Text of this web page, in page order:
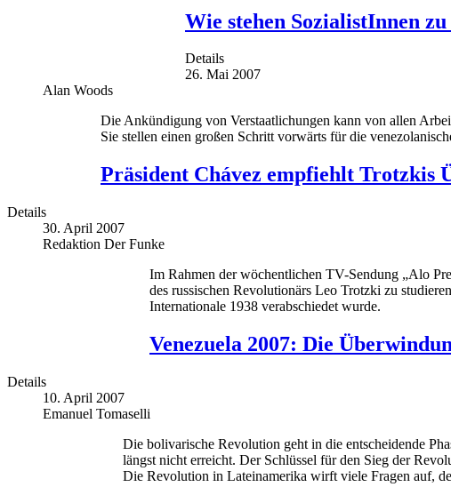
Wie stehen SozialistInnen
Details
26. Mai 2007
Alan Woods
Die Ankündigung von Verstaatlichungen kann von allen
Sie stellen einen großen Schritt vorwärts für die
Präsident Chávez empfiehlt Trotzkis
Details
30. April 2007
Redaktion Der Funke
Im Rahmen der wöchentlichen TV-Sendung „Alo
des russischen Revolutionärs Leo Trotzki zu
Internationale 1938 verabschiedet wurde.
Venezuela 2007: Die
Details
10. April 2007
Emanuel Tomaselli
Die bolivarische Revolution geht in die entscheidende
längst nicht erreicht. Der Schlüssel für den Sieg der
Die Revolution in Lateinamerika wirft viele Fragen auf,